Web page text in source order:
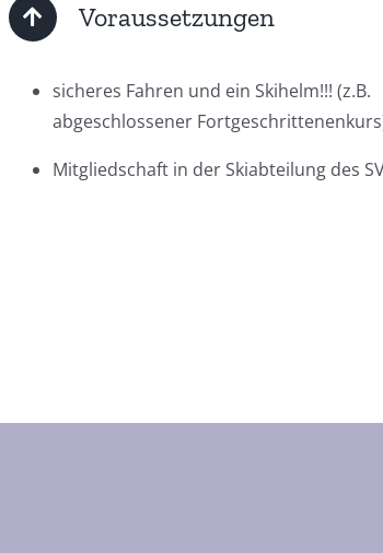
Voraussetzungen
sicheres Fahren und ein Skihelm!!! (z.B.
abgeschlossener
Mitgliedschaft in der Skiabteilung des